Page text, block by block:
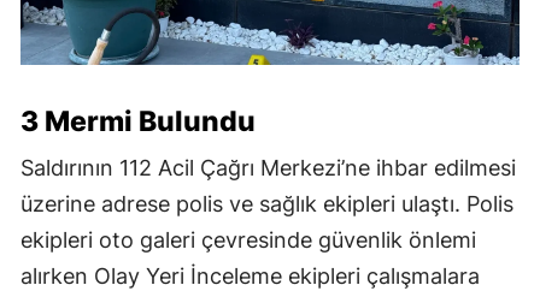
3 Mermi Bulundu
Saldırının 112 Acil Çağrı Merkezi’ne ihbar edilmesi
üzerine adrese polis ve sağlık ekipleri ulaştı. Polis
ekipleri oto galeri çevresinde güvenlik önlemi
alırken Olay Yeri İnceleme ekipleri çalışmalara